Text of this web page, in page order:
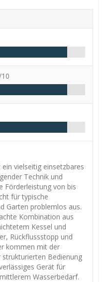
vielseitig einsetzbares
Technik und
Förderleistung von bis
für typische
Garten problemlos aus.
Kombination aus
Kessel und
Rückflussstopp und
kommen mit der
Bedienung
Gerät für
Wasserbedarf.